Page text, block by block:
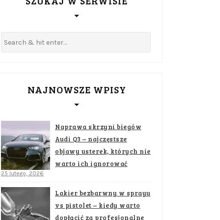
NAJNOWSZE WPISY
Naprawa skrzyni biegów
Audi Q3 – najczęstsze
objawy usterek, których nie
warto ich ignorować
25 lutego, 2026
Lakier bezbarwny w sprayu
vs pistolet – kiedy warto
dopłacić za profesjonalne